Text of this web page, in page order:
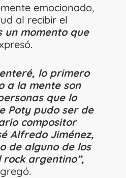
emocionado,
al recibir el
un momento que
lo primero
a la mente son
que lo
Poty pudo ser de
compositor
Alfredo Jiménez,
de alguno de los
argentino”,